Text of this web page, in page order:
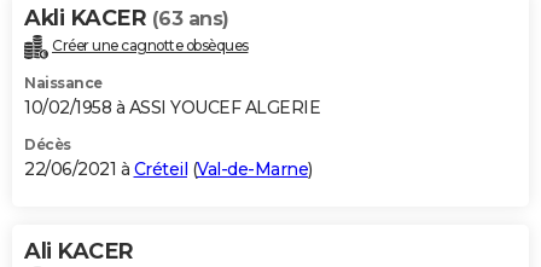
Akli KACER (63 ans)
Créer une cagnotte obsèques
Naissance
10/02/1958 à ASSI YOUCEF ALGERIE
Décès
22/06/2021 à Créteil (Val-de-Marne)
Ali KACER